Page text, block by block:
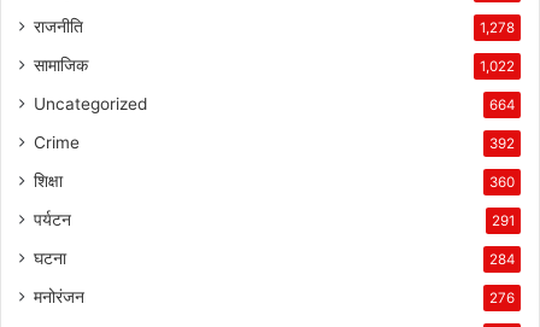
राजनीति 1,278
सामाजिक 1,022
Uncategorized 664
Crime 392
शिक्षा 360
पर्यटन 291
घटना 284
मनोरंजन 276